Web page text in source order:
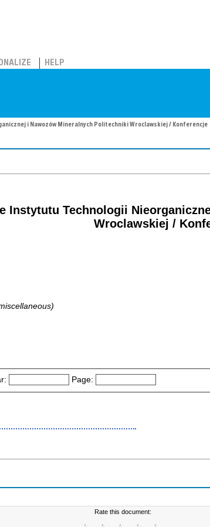
HELP
i Nawozów Mineralnych Politechniki Wroclawskiej / Konferencje
Instytutu Technologii
Wroclawskiej /
Page:
Rate this document: